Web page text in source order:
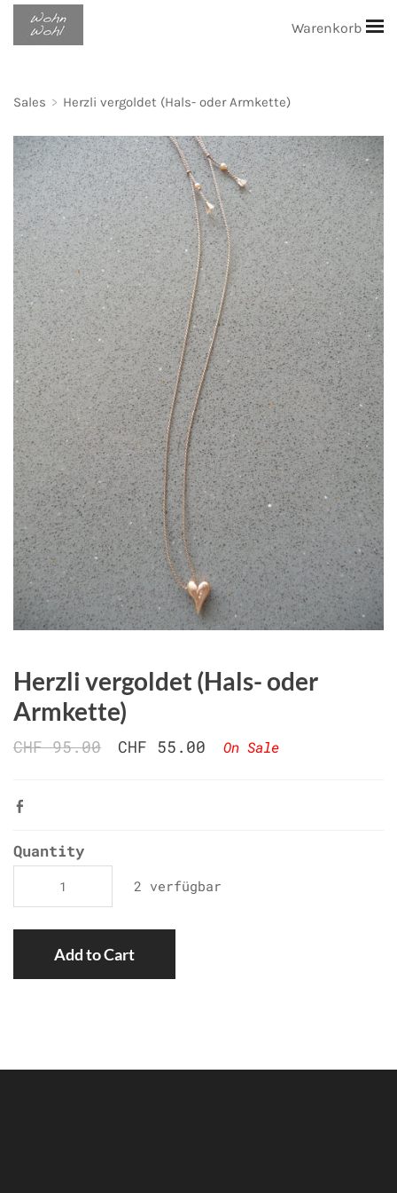
Warenkorb
Sales > Herzli vergoldet (Hals- oder Armkette)
Herzli vergoldet (Hals- oder
Armkette)
CHF 95.00 CHF 55.00 On Sale
Quantity
2 verfügbar
Add to Cart